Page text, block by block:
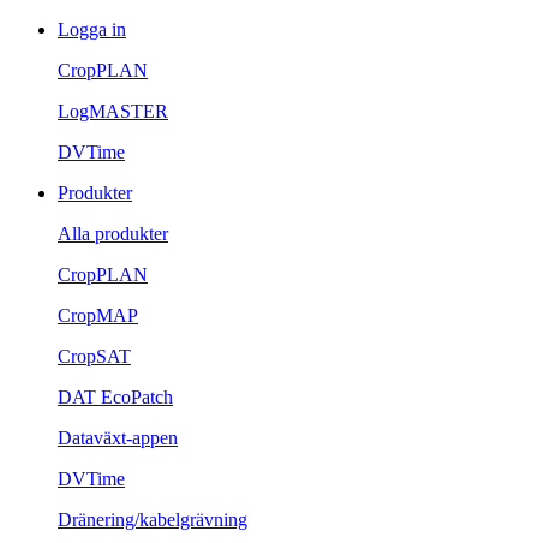
Logga in
CropPLAN
LogMASTER
DVTime
Produkter
Alla produkter
CropPLAN
CropMAP
CropSAT
DAT EcoPatch
Dataväxt-appen
DVTime
Dränering/kabelgrävning